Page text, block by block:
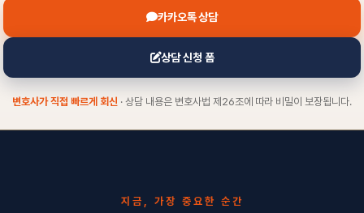
카카오톡 상담
상담 신청 폼
변호사가 직접 빠르게 회신 · 상담 내용은 변호사법 제26조에 따라 비밀이 보장됩니다.
지금, 가장 중요한 순간